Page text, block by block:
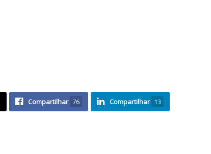
Compartilhar 76 Compartilhar 13